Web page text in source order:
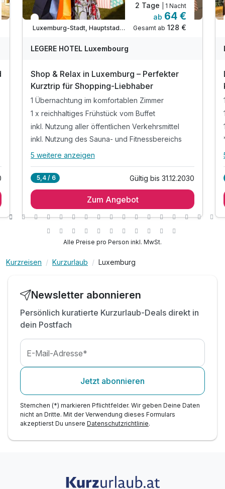
In 1 Woche wieder frei
Luxemburg-Stadt, Hauptstadt Luxemburg
2 Tage | 1 Nacht
ab 64 €
Gesamt ab 128 €
LEGERE HOTEL Luxembourg
Shop & Relax in Luxemburg – Perfekter
Kurztrip für Shopping-Liebhaber
1 Übernachtung im komfortablen Zimmer
1 x reichhaltiges Frühstück vom Buffet
inkl. Nutzung aller öffentlichen Verkehrsmittel
inkl. Nutzung des Sauna- und Fitnessbereichs
Alle Inklusivleistungen
1 x reichhaltiges Frühstück vom Buffet
inkl. Nutzung aller öffentlichen Verkehrsmittel
inkl. Voucher im Hotelshop
inkl. Stadtplan
inkl. Übernachtung & Frühstück für 1 Kind
5 weitere anzeigen
5,4 / 6 Gültig bis 31.12.2030
Zum Angebot
Alle Preise pro Person inkl. MwSt.
Kurzreisen Kurzurlaub Luxemburg
Newsletter abonnieren
Persönlich kuratierte Kurzurlaub-Deals direkt in
dein Postfach
E-Mail-Adresse*
Jetzt abonnieren
Sternchen (*) markieren Pflichtfelder. Wir geben Deine Daten
nicht an Dritte. Mit der Verwendung dieses Formulars
akzeptierst Du unsere Datenschutzrichtlinie.